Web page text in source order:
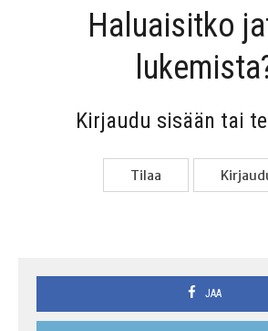
Haluai­sit­ko
Kir­jau­du sisään tai
Tilaa
JAA